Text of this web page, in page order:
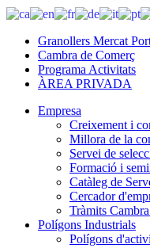
Granollers Mercat
Cambra de Comerç
Programa Activitats
ÀREA PRIVADA
Empresa
Creixement i
Millora de la
Servei de
Formació i
Catàleg de
Cercador
Tràmits
Polígons Industrials
Polígons